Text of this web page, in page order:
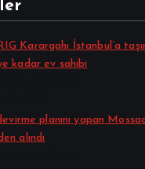
Karargahı İstanbul’a
kadar ev sahibi
planını yapan
alındı